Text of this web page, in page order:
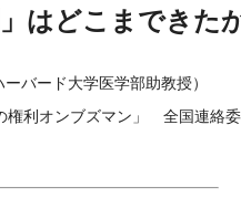
」はどこまできた
バード大学医学部助教授）
権利オンブズマン」 全国連絡